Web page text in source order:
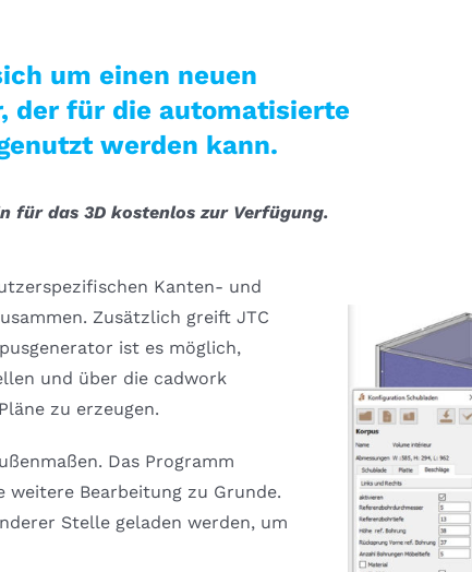
um einen neuen
der für die automatisierte
werden kann.
für das 3D kostenlos zur Verfügung.
Kanten- und
Zusätzlich greift JTC
ist es möglich,
und über die cadwork
zu erzeugen.
Das Programm
weitere Bearbeitung zu Grunde.
Stelle geladen werden, um